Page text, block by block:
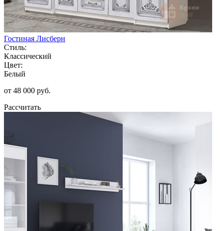
Гостиная Лисберн
Стиль:
Классический
Цвет:
Белый
от 48 000 руб.
Рассчитать